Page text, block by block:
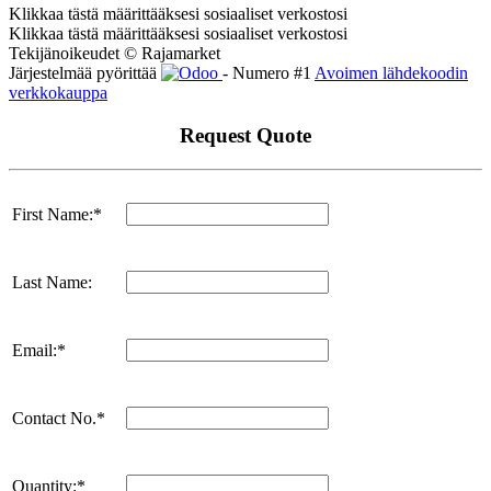
Klikkaa tästä määrittääksesi sosiaaliset verkostosi
Klikkaa tästä määrittääksesi sosiaaliset verkostosi
Tekijänoikeudet © Rajamarket
Järjestelmää pyörittää
- Numero #1 Avoimen lähdekoodin
verkkokauppa
Request Quote
First Name:*
Last Name:
Email:*
Contact No.*
Quantity:*